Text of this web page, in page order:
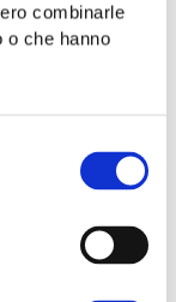
combinarle
o che hanno